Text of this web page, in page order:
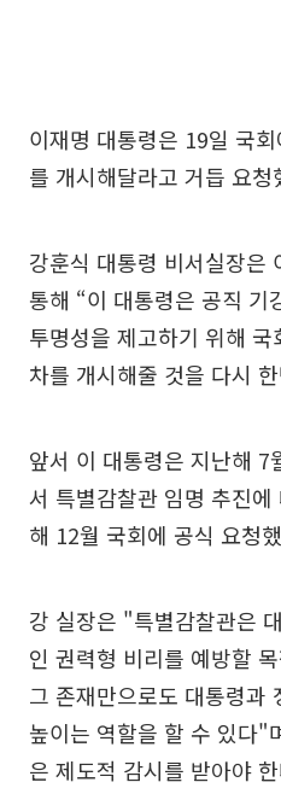
이재명 대통령은 19일 국
를 개시해달라고 거듭 요청
강훈식 대통령 비서실장은
통해 “이 대통령은 공직 기
투명성을 제고하기 위해
차를 개시해줄 것을 다시
앞서 이 대통령은 지난해 7
서 특별감찰관 임명 추진
해 12월 국회에 공식 요청
강 실장은 "특별감찰관은
인 권력형 비리를 예방할
그 존재만으로도 대통령과
높이는 역할을 할 수 있다"
은 제도적 감시를 받아야